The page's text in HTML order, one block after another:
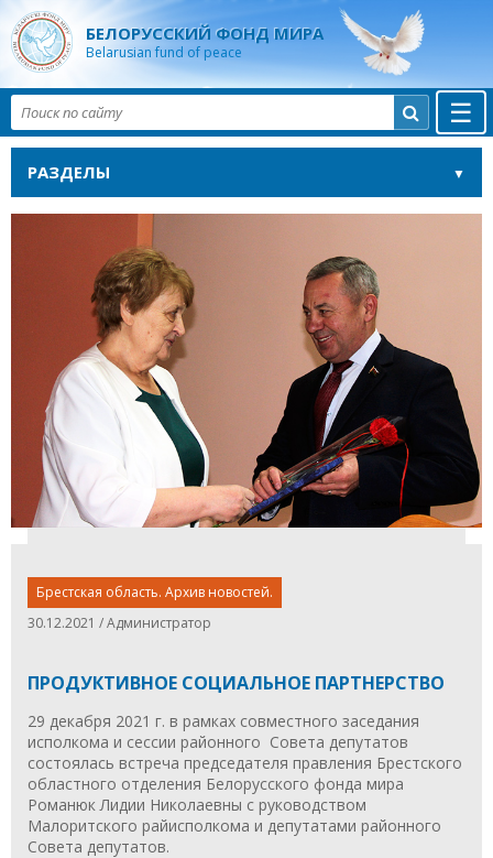
БЕЛОРУССКИЙ ФОНД МИРА
Belarusian fund of peace
☰

РАЗДЕЛЫ
Брестская область. Архив новостей.
30.12.2021 / Администратор
ПРОДУКТИВНОЕ СОЦИАЛЬНОЕ ПАРТНЕРСТВО
29 декабря 2021 г. в рамках совместного заседания
исполкома и сессии районного Совета депутатов
состоялась встреча председателя правления Брестского
областного отделения Белорусского фонда мира
Романюк Лидии Николаевны с руководством
Малоритского райисполкома и депутатами районного
Совета депутатов.